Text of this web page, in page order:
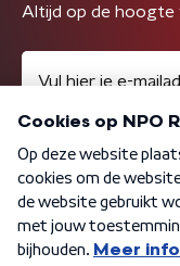
Altijd op de hoogte
Algemene